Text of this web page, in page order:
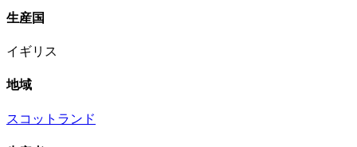
生産国
イギリス
地域
スコットランド